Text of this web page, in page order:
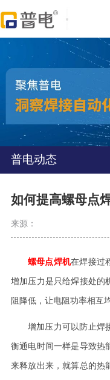
普电动态
如何提高螺母点
来源：
螺母点焊机在焊接过
增加压力是只给焊接处的
阻降低，让电阻功率相互
增加压力可以防止焊
衡通电时间一样是导致热
来释放出来，就算总的热